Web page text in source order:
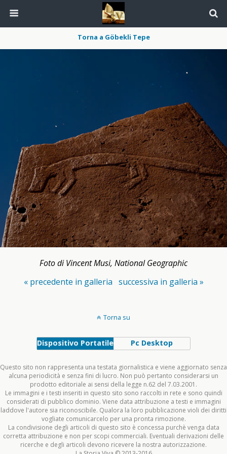
Torna a Göbekli Tepe
Foto di Vincent Musi, National Geographic
« precedente in galleria successiva in galleria »
Torna su
Dispositivo Portatile Pc Desktop
Questo sito non rappresenta una testata giornalistica e viene aggiornato senza
alcuna periodicità e senza fini di lucro. Non può pertanto considerarsi un
prodotto editoriale ai sensi della legge n.62 del 7.03.2001.
Le immagini e i testi inseriti in questo sito sono raccolti in rete e sono quindi
considerati di pubblico dominio. Viene data attribuzione a testi e immagini
laddove l'autore sia riconoscibile. Qualora la loro pubblicazione violi dei diritti
vogliate comunicarcelo per una pronta rimozione.
La condivisione degli articoli di questo sito è concessa purchè venga data
corretta attribuzione e non per scopi commerciali. Eventuali derivazioni delle
ricerche e degli articoli devono ricevere la nostra autorizzazione.